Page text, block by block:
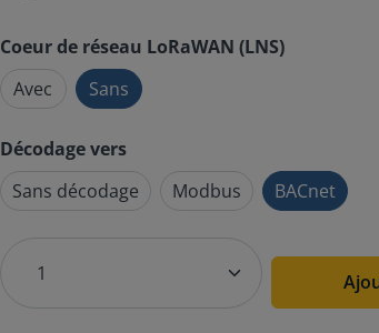
Coeur de réseau LoRaWAN (LNS)
Avec
Sans
Décodage vers
Sans décodage
Modbus BACnet